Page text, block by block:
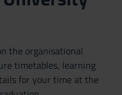
the organisational
timetables, learning
for your time at the